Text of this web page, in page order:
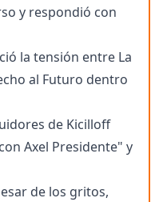
y respondió con
la tensión entre La
al Futuro dentro
de Kicilloff
Axel Presidente" y
de los gritos,